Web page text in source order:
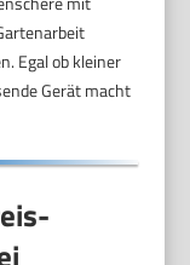
Egal ob kleiner
Gerät macht